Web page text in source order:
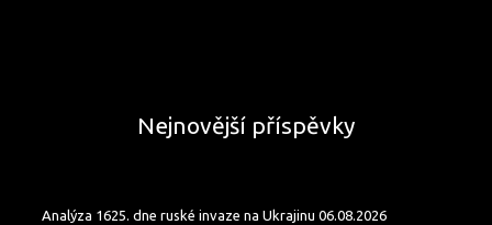
Nejnovější příspěvky
Analýza 1625. dne ruské invaze na Ukrajinu 06.08.2026